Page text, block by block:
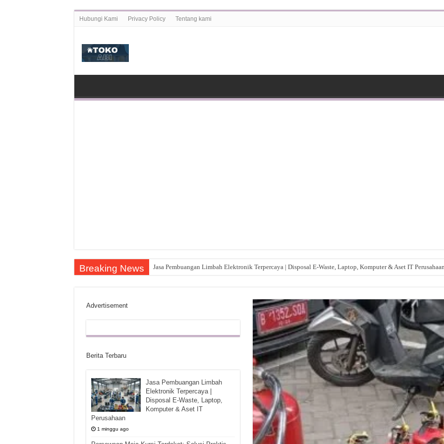
Hubungi Kami Privacy Policy Tentang kami
Breaking News Jasa Pembuangan Limbah Elektronik Terpercaya | Disposal E-Waste, Laptop, Komputer & Aset IT
Advertisement
Berita Terbaru
Jasa Pembuangan Limbah
Elektronik Terpercaya |
Disposal E-Waste, Laptop,
Komputer & Aset IT
Perusahaan
1 minggu ago